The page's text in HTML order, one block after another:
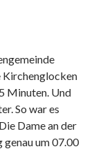
Kirchenglocken
Minuten. Und
So war es
Dame an der
genau um 07.00